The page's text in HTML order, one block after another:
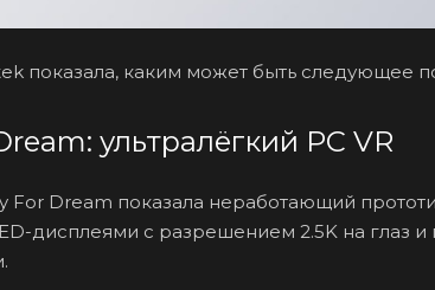
показала, каким может быть следующее
ультралёгкий PC VR
For Dream показала неработающий
дисплеями с разрешением 2.5K на глаз